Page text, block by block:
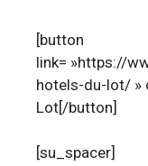
[button
link= »https://
hotels-du-lot/ »
Lot[/button]
[su_spacer]